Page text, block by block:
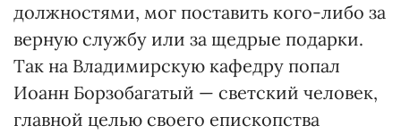
должностями, мог поставить кого-либо за
верную службу или за щедрые подарки.
Так на Владимирскую кафедру попал
Иоанн Борзобагатый — светский человек,
главной целью своего епископства